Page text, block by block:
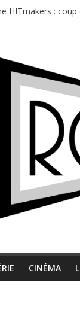
HITmakers :
: la leçon
CINÉMA